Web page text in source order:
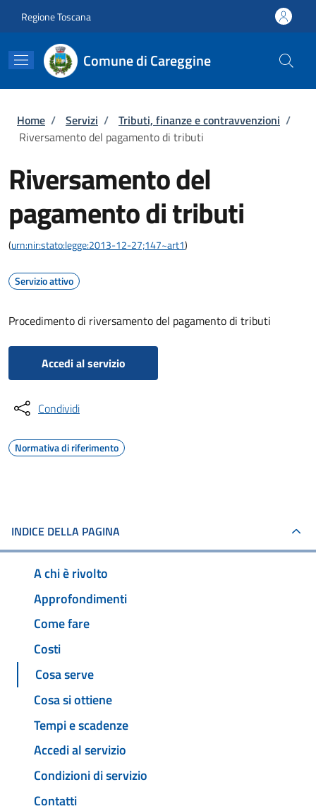
Regione Toscana
Comune di Careggine
Briciole di pane
Home / Servizi / Tributi, finanze e contravvenzioni /
Riversamento del pagamento di tributi
Riversamento del
pagamento di tributi
(urn:nir:stato:legge:2013-12-27;147~art1)
Servizio attivo
Procedimento di riversamento del pagamento di tributi
Accedi al servizio
Condividi
Normativa di riferimento
INDICE DELLA PAGINA
A chi è rivolto
Approfondimenti
Come fare
Costi
Cosa serve
Cosa si ottiene
Tempi e scadenze
Accedi al servizio
Condizioni di servizio
Contatti